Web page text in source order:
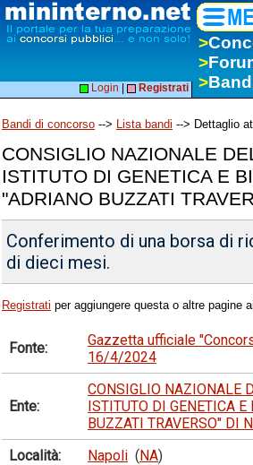
>
>
>
Login Registrati
Bandi di concorso --> Lista bandi --> Dettaglio
CONSIGLIO NAZIONALE
ISTITUTO DI GENETICA E
"ADRIANO BUZZATI
Conferimento di una borsa di
di dieci mesi.
Registrati per aggiungere questa o altre pagine
Fonte:
Gazzetta ufficiale
16/4/2024
Ente:
CONSIGLIO NAZIONALE
ISTITUTO DI GENETICA
BUZZATI TRAVERSO" DI
Località:
Napoli (NA)